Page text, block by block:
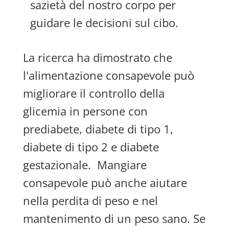
sazietà del nostro corpo per
guidare le decisioni sul cibo.
La ricerca ha dimostrato che
l'alimentazione consapevole può
migliorare il controllo della
glicemia in persone con
prediabete, diabete di tipo 1,
diabete di tipo 2 e diabete
gestazionale. Mangiare
consapevole può anche aiutare
nella perdita di peso e nel
mantenimento di un peso sano. Se